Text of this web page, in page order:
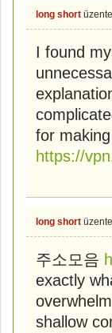
long short üzente
I found
for
https://
long short üzente
주소모음
exactly
shallow